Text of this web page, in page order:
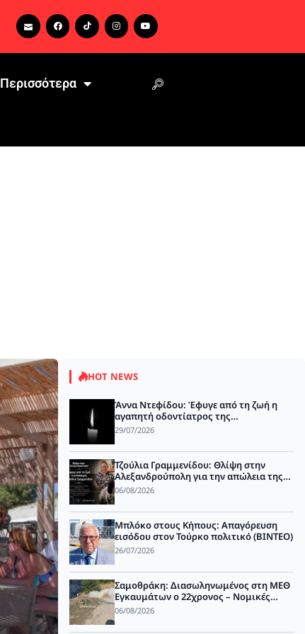
Περισσότερα
ΝΕΑHOT NEWS
Άννα Ντεφίδου: Έφυγε από τη ζωή η
αγαπητή οδοντίατρος της
Αλεξανδρούπολης
29/07/2026
Τζούλια Γραμμενίδου: Θλίψη στην
Αλεξανδρούπολη για την απώλεια της
αγαπητής κτηνιάτρου
06/08/2026
Μπλόκο στους Κήπους: Απαγόρευση
εισόδου στον Τούρκο πολιτικό (ΒΙΝΤΕΟ)
26/07/2026
Σαμοθράκη: Διασωληνωμένος στη ΜΕΘ
Εγκαυμάτων ο 22χρονος – Νομικές
κινήσεις από την οικογένεια (ΒΙΝΤΕΟ)
06/08/2026